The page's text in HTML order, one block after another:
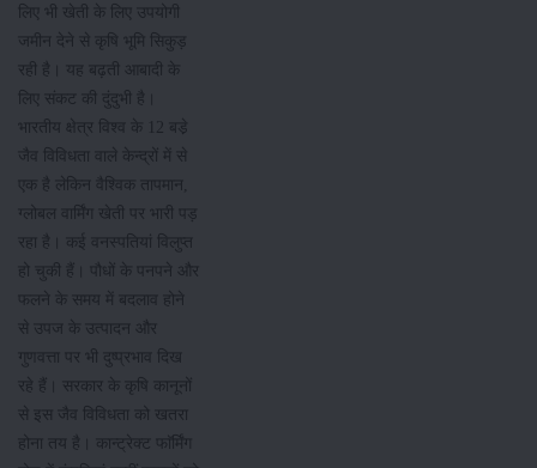
लिए भी खेती के लिए उपयोगी
जमीन देने से कृषि भूमि सिकुड़
रही है। यह बढ़ती आबादी के
लिए संकट की दुंदुभी है।
भारतीय क्षेत्र विश्व के 12 बडे़
जैव विविधता वाले केन्द्रों में से
एक है लेकिन वैश्विक तापमान,
ग्लोबल वार्मिंग खेती पर भारी पड़
रहा है। कई वनस्पतियां विलुप्त
हो चुकी हैं। पौधों के पनपने और
फलने के समय में बदलाव होने
से उपज के उत्पादन और
गुणवत्ता पर भी दुष्प्रभाव दिख
रहे हैं। सरकार के कृषि कानूनों
से इस जैव विविधता को खतरा
होना तय है। कान्ट्रेक्ट फाॅर्मिंग